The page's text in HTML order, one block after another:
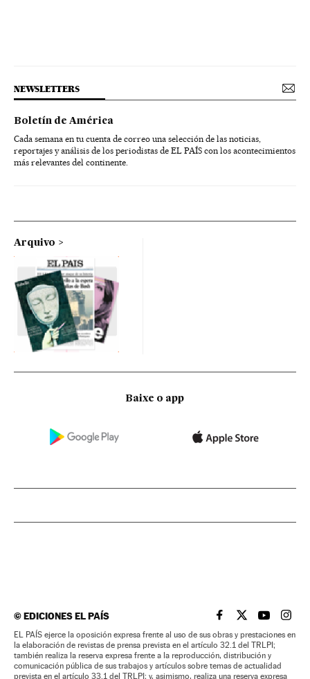
NEWSLETTERS
Boletín de América
Cada semana en tu cuenta de correo una selección de las noticias,
reportajes y análisis de los periodistas de EL PAÍS con los acontecimientos
más relevantes del continente.
Arquivo
Baixe o app
©EDICIONES EL PAÍS EL PAÍS BRASIL EN
EL PAÍSEL PAÍS
EL
EL PAÍS ejerce la oposición expresa frente al uso de sus obras y prestaciones en
la elaboración de revistas de prensa prevista en el artículo 32.1 del TRLPI;
también realiza la reserva expresa frente a la reproducción, distribución y
comunicación pública de sus trabajos y artículos sobre temas de actualidad
prevista en el artículo 33.1 del TRLPI; y, asimismo, realiza una reserva expresa